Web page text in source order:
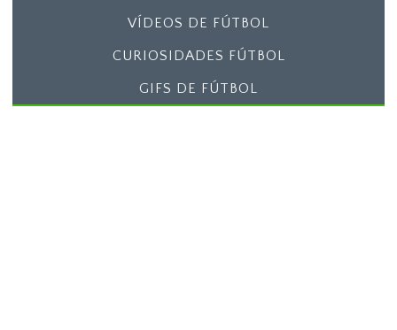
VÍDEOS DE FÚTBOL
CURIOSIDADES FÚTBOL
GIFS DE FÚTBOL